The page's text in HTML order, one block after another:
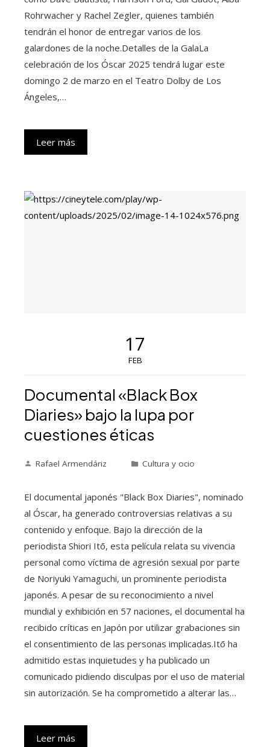
Rohrwacher y Rachel Zegler, quienes también
tendrán el honor de entregar varios de los
galardones de la noche.Detalles de la GalaLa
celebración de los Óscar 2025 tendrá lugar este
domingo 2 de marzo en el Teatro Dolby de Los
Ángeles,…
Leer más
17
FEB
Documental «Black Box
Diaries» bajo la lupa por
cuestiones éticas
Rafael Armendáriz Cultura y ocio
El documental japonés "Black Box Diaries", nominado
al Óscar, ha generado controversias relativas a su
contenido y enfoque. Bajo la dirección de la
periodista Shiori Itō, esta película relata su vivencia
personal como víctima de agresión sexual por parte
de Noriyuki Yamaguchi, un prominente periodista
japonés. A pesar de su reconocimiento a nivel
mundial y exhibición en 57 naciones, el documental ha
recibido críticas en Japón por utilizar grabaciones sin
el consentimiento de las personas implicadas.Itō ha
admitido estas inquietudes y ha publicado un
comunicado pidiendo disculpas por el uso de material
sin autorización. Se ha comprometido a alterar las…
Leer más